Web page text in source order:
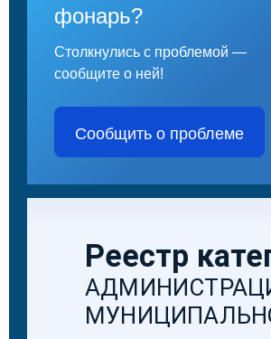
фонарь?
Столкнулись с проблемой —
сообщите о ней!
Сообщить о проблеме